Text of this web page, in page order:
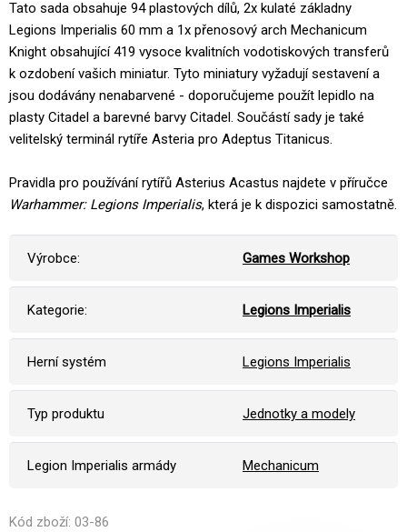
Tato sada obsahuje 94 plastových dílů, 2x kulaté základny
Legions Imperialis 60 mm a 1x přenosový arch Mechanicum
Knight obsahující 419 vysoce kvalitních vodotiskových transferů
k ozdobení vašich miniatur. Tyto miniatury vyžadují sestavení a
jsou dodávány nenabarvené - doporučujeme použít lepidlo na
plasty Citadel a barevné barvy Citadel. Součástí sady je také
velitelský terminál rytíře Asteria pro Adeptus Titanicus.
Pravidla pro používání rytířů Asterius Acastus najdete v příručce
Warhammer: Legions Imperialis, která je k dispozici samostatně.
Výrobce: Games Workshop
Kategorie: Legions Imperialis
Herní systém Legions Imperialis
Typ produktu Jednotky a modely
Legion Imperialis armády Mechanicum
Kód zboží: 03-86